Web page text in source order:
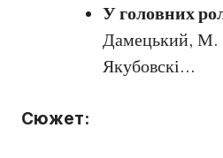
У головних
Дамецький, М.
Якубовскі…
Сюжет: